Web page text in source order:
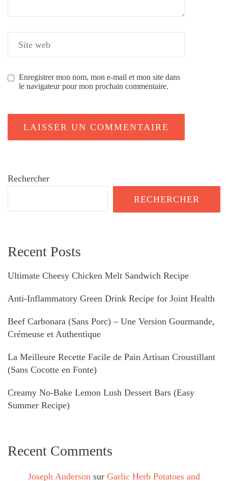
Enregistrer mon nom, mon e-mail et mon site dans
le navigateur pour mon prochain commentaire.
Rechercher
RECHERCHER
Recent Posts
Ultimate Cheesy Chicken Melt Sandwich Recipe
Anti-Inflammatory Green Drink Recipe for Joint Health
Beef Carbonara (Sans Porc) – Une Version Gourmande,
Crémeuse et Authentique
La Meilleure Recette Facile de Pain Artisan Croustillant
(Sans Cocotte en Fonte)
Creamy No-Bake Lemon Lush Dessert Bars (Easy
Summer Recipe)
Recent Comments
Joseph Anderson sur Garlic Herb Potatoes and